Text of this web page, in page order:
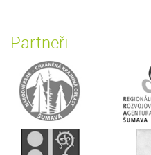
Partneři